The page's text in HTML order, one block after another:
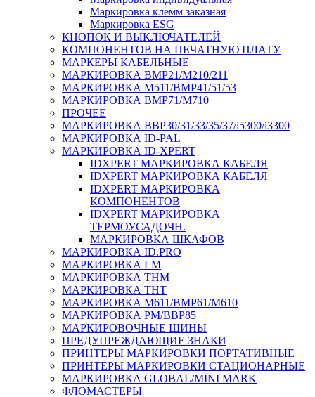
Маркировка клемм заказная
Маркировка ESG
КНОПОК И ВЫКЛЮЧАТЕЛЕЙ
КОМПОНЕНТОВ НА ПЕЧАТНУЮ ПЛАТУ
МАРКЕРЫ КАБЕЛЬНЫЕ
МАРКИРОВКА BMP21/M210/211
МАРКИРОВКА M511/BMP41/51/53
МАРКИРОВКА BMP71/M710
ПРОЧЕЕ
МАРКИРОВКА BBP30/31/33/35/37/i5300/i3300
МАРКИРОВКА ID-PAL
МАРКИРОВКА ID-XPERT
IDXPERT МАРКИРОВКА КАБЕЛЯ
IDXPERT МАРКИРОВКА КАБЕЛЯ
IDXPERT МАРКИРОВКА
КОМПОНЕНТОВ
IDXPERT МАРКИРОВКА
ТЕРМОУСАДОЧН.
МАРКИРОВКА ШКАФОВ
МАРКИРОВКА ID.PRO
МАРКИРОВКА LM
МАРКИРОВКА THM
МАРКИРОВКА THT
МАРКИРОВКА M611/BMP61/M610
МАРКИРОВКА PM/BBP85
МАРКИРОВОЧНЫЕ ШИНЫ
ПРЕДУПРЕЖДАЮЩИЕ ЗНАКИ
ПРИНТЕРЫ МАРКИРОВКИ ПОРТАТИВНЫЕ
ПРИНТЕРЫ МАРКИРОВКИ СТАЦИОНАРНЫЕ
МАРКИРОВКА GLOBAL/MINI MARK
ФЛОМАСТЕРЫ